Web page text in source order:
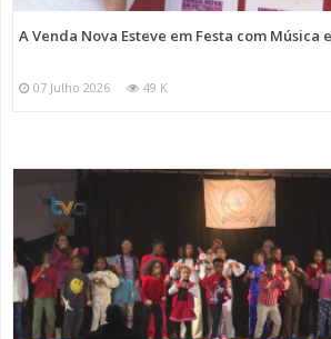
A Venda Nova Esteve em Festa com Música
07 Julho 2026 49 K